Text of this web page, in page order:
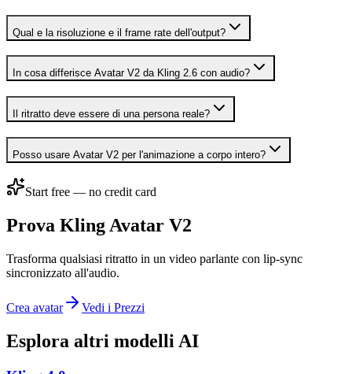
Qual e la risoluzione e il frame rate dell'output?
In cosa differisce Avatar V2 da Kling 2.6 con audio?
Il ritratto deve essere di una persona reale?
Posso usare Avatar V2 per l'animazione a corpo intero?
Start free — no credit card
Prova Kling Avatar V2
Trasforma qualsiasi ritratto in un video parlante con lip-sync
sincronizzato all'audio.
Crea avatar Vedi i Prezzi
Esplora altri modelli AI